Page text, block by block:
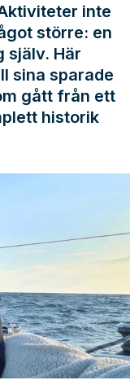
inte
större: en
själv. Här
sina sparade
gått från ett
historik